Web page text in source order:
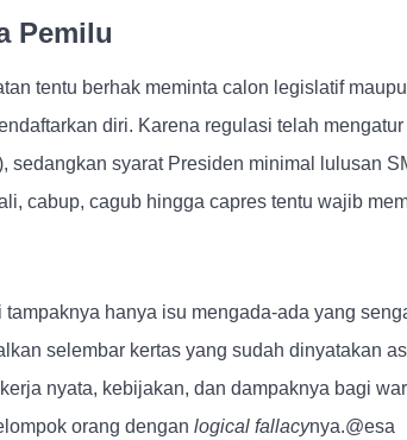
Pemilu
tentu berhak meminta calon legislatif
diri. Karena regulasi telah
sedangkan syarat Presiden minimal lulusan
cabup, cagub hingga capres tentu wajib
hanya isu mengada-ada yang
selembar kertas yang sudah dinyatakan
nyata, kebijakan, dan dampaknya bagi
orang dengan logical fallacynya.@esa